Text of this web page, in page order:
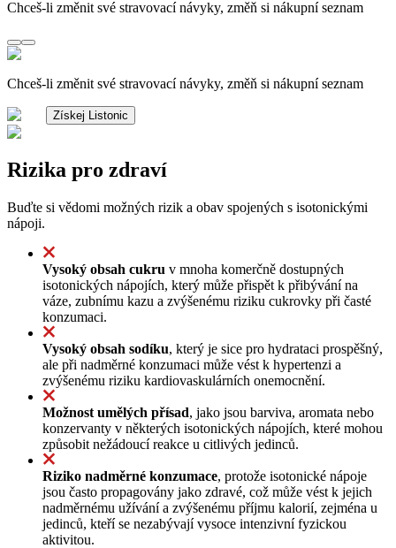
Chceš-li změnit své stravovací návyky, změň si nákupní seznam
Chceš-li změnit své stravovací návyky, změň si nákupní seznam
Získej Listonic
Rizika pro zdraví
Buďte si vědomi možných rizik a obav spojených s isotonickými
nápoji.
Vysoký obsah cukru v mnoha komerčně dostupných
isotonických nápojích, který může přispět k přibývání na
váze, zubnímu kazu a zvýšenému riziku cukrovky při časté
konzumaci.
Vysoký obsah sodíku, který je sice pro hydrataci prospěšný,
ale při nadměrné konzumaci může vést k hypertenzi a
zvýšenému riziku kardiovaskulárních onemocnění.
Možnost umělých přísad, jako jsou barviva, aromata nebo
konzervanty v některých isotonických nápojích, které mohou
způsobit nežádoucí reakce u citlivých jedinců.
Riziko nadměrné konzumace, protože isotonické nápoje
jsou často propagovány jako zdravé, což může vést k jejich
nadměrnému užívání a zvýšenému příjmu kalorií, zejména u
jedinců, kteří se nezabývají vysoce intenzivní fyzickou
aktivitou.